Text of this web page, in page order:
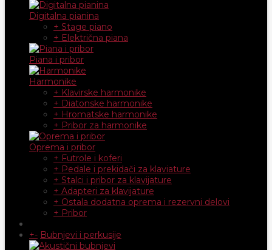
Digitalna pianina
+ Stage piano
+ Električna piana
Piana i pribor
Harmonike
+ Klavirske harmonike
+ Diatonske harmonike
+ Hromatske harmonike
+ Pribor za harmonike
Oprema i pribor
+ Futrole i koferi
+ Pedale i prekidači za klaviature
+ Stalci i pribor za klavijature
+ Adapteri za klavijature
+ Ostala dodatna oprema i rezervni delovi
+ Pribor
+- Bubnjevi i perkusije